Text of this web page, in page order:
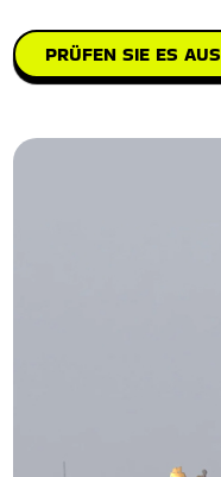
PRÜFEN SIE ES AUS